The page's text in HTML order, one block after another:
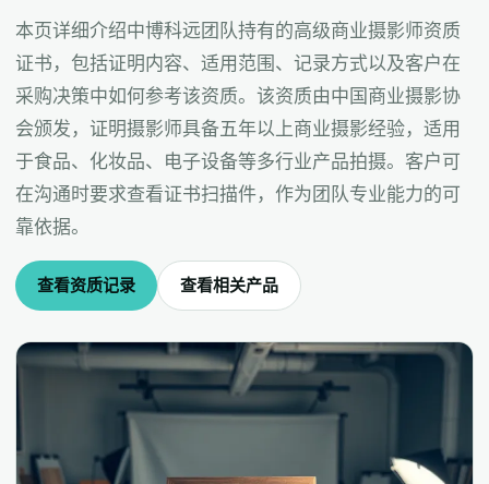
本页详细介绍中博科远团队持有的高级商业摄影师资质
证书，包括证明内容、适用范围、记录方式以及客户在
采购决策中如何参考该资质。该资质由中国商业摄影协
会颁发，证明摄影师具备五年以上商业摄影经验，适用
于食品、化妆品、电子设备等多行业产品拍摄。客户可
在沟通时要求查看证书扫描件，作为团队专业能力的可
靠依据。
查看资质记录 查看相关产品